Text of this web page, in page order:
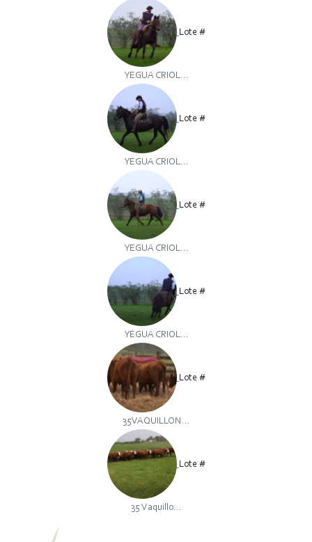
Lote #
YEGUA CRIOL...
Lote #
YEGUA CRIOL...
Lote #
YEGUA CRIOL...
Lote #
YEGUA CRIOL...
Lote #
35VAQUILLON...
Lote #
35 Vaquillo...